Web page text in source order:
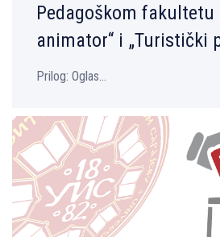
Pedagoškom fakultetu
animator“ i „Turistički
Prilog: Oglas...